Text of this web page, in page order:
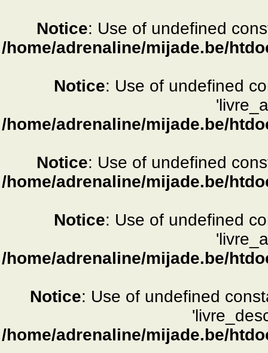
Notice: Use of undefined
/home/adrenaline/mijade.be/
Notice: Use of undefined
/home/adrenaline/mijade.be/
Notice: Use of undefined
/home/adrenaline/mijade.be/
Notice: Use of undefined
/home/adrenaline/mijade.be/
Notice: Use of undefined
/home/adrenaline/mijade.be/